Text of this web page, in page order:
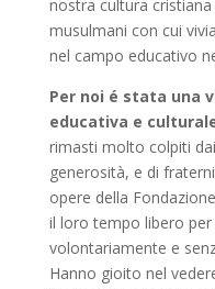
nostra cultura
musulmani con cui
nel campo educativo
Per noi é stata una
educativa e
rimasti molto colpiti
generosità, e di
opere della
il loro tempo libero
volontariamente e
Hanno gioito nel